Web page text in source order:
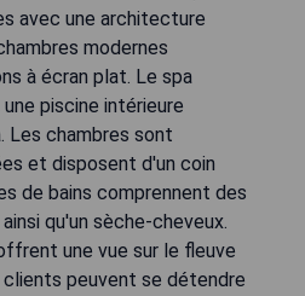
avec une architecture
modernes
à écran plat. Le spa
piscine intérieure
Les chambres sont
et disposent d'un coin
de bains comprennent des
qu'un sèche-cheveux.
une vue sur le fleuve
clients peuvent se détendre